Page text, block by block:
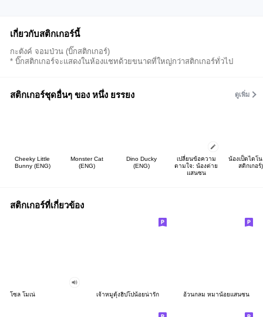
เกี่ยวกับสติกเกอร์นี้
กะตังค์ จอมป่วน (บิ๊กสติกเกอร์)
* บิ๊กสติกเกอร์จะแสดงในห้องแชทด้วยขนาดที่ใหญ่กว่าสติกเกอร์ทั่วไป
สติกเกอร์ชุดอื่นๆ ของ หนึ่ง ยรรยง ดูเพิ่ม
Cheeky Little
Bunny (ENG)
Monster Cat
(ENG)
Dino Ducky
(ENG)
เปลี่ยนข้อความ
ตามใจ: น้องต่าย
แสนซน
น้องเป็ดไดโ
สติกเกอร์)
สติกเกอร์ที่เกี่ยวข้อง
โซล โมเน่ เจ้าหมูดุ้งฮิปโปน้อยน่ารัก อ้วนกลม หมาน้อยแสนซน